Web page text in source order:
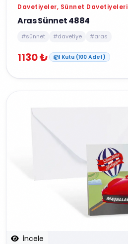
Davetiyeler, Sünnet Davetiyeleri
Aras Sünnet 4884
#sünnet #davetiye #aras
1130 ₺ 1 Kutu (100 Adet)
İncele